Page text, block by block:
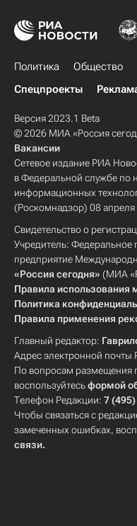
Политика Общество
Спецпроекты
Версия 2023.1 Beta
© 2026 МИА «Россия
Вакансии
Сетевое издание РИА
в Федеральной службе по
информационных
(Роскомнадзор) 08 апреля
Свидетельство о
Учредитель: Федеральное
предприятие
«Россия сегодня» (МИА
Правила использования
Политика
Правила применения
Главный редактор:
Адрес электронной почты
По вопросам размещения
воспользуйтесьформой
Телефон Редакции: 7
Чтобы связаться с
замеченных ошибках,
связи.